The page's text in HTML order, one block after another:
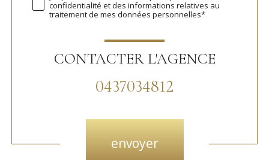
confidentialité et des informations relatives au
traitement de mes données personnelles*
CONTACTER L'AGENCE
0437034812
envoyer